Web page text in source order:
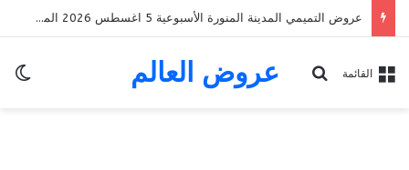
عروض التميمي المدينة المنورة الأسبوعية 5 اغسطس 2026 الموافق 22 صفر 1448 Back To School
عروض العالم القائمة بحث عن